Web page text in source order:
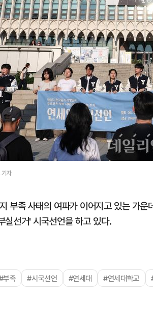
자
부족 사태의 여파가 이어지고 있는 가
실선거' 시국선언을 하고 있다.
부족 #시국선언 #연세대 #연세대학교